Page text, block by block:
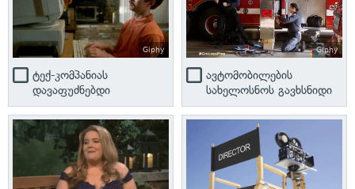
Giphy
ტექ-კომპანიას
დავაფუძნებდი
Giphy
ავტომობილების
სახელოსნოს გავხსნიდი